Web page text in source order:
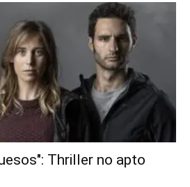
Thriller no apto